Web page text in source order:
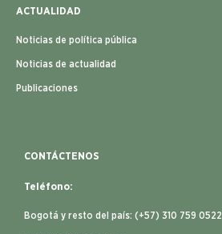
ACTUALIDAD
Noticias de política pública
Noticias de actualidad
Publicaciones
CONTÁCTENOS
Teléfono:
Bogotá y resto del país: (+57) 310 759 0522